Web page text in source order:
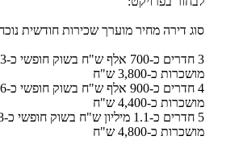
סוג דירה מחיר מוערך שכירות חודשית
מושכרות כ-3,800 ש"ח
מושכרות כ-4,400 ש"ח
מושכרות כ-4,800 ש"ח